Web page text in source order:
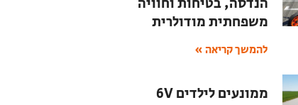
משפחתית מודולרית
להמשך קריאה »
ממונעים לילדים 6V